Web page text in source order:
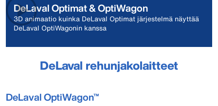
DeLaval Optimat & OptiWagon
3D animaatio kuinka DeLaval Optimat järjestelmä näyttää
DeLaval OptiWagonin kanssa
DeLaval rehunjakolaitteet
DeLaval OptiWagon™